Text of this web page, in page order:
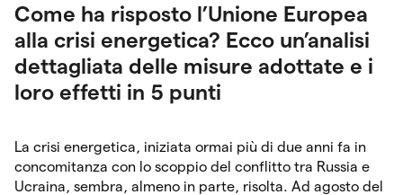
Come ha risposto l’Unione Europea
alla crisi energetica? Ecco un’analisi
dettagliata delle misure adottate e i
loro effetti in 5 punti
La crisi energetica, iniziata ormai più di due anni fa in
concomitanza con lo scoppio del conflitto tra Russia e
Ucraina, sembra, almeno in parte, risolta. Ad agosto del